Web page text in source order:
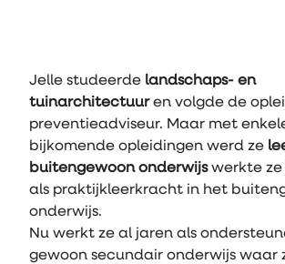
Jelle studeerde landschaps- en
tuinarchitectuur en volgde de
preventieadviseur. Maar met
bijkomende opleidingen werd ze
buitengewoon onderwijs werkte
als praktijkleerkracht in het
onderwijs.
Nu werkt ze al jaren als
gewoon secundair onderwijs waar